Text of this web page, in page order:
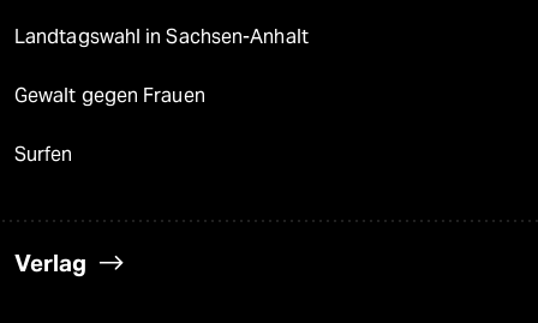
Landtagswahl in Sachsen-Anhalt
Gewalt gegen Frauen
Surfen
Verlag